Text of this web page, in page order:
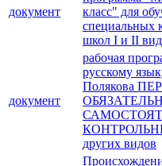
документ
класс" для
специальных
школ I и II
документ
рабочая
русскому
Полякова
других видов